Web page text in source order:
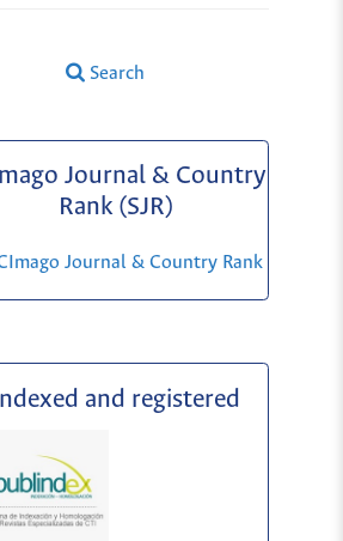
Search
Journal & Country
Rank (SJR)
and registered